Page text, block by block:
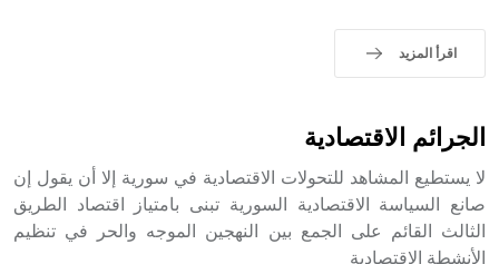
sign تكتب منفصلة غير متصلة، وتعتمد المبدأ الأكوروفوني،
حيث تقتصر القيمة الصوتية للعلامة الك
اقرأ المزيد
الجرائم الاقتصادية
لا يستطيع المشاهد للتحولات الاقتصادية في سورية إلا أن يقول إن
صانع السياسة الاقتصادية السورية تبنى بامتياز اقتصاد الطريق
الثالث القائم على الجمع بين النهجين الموجه والحر في تنظيم
الأنشطة الاقتصادية